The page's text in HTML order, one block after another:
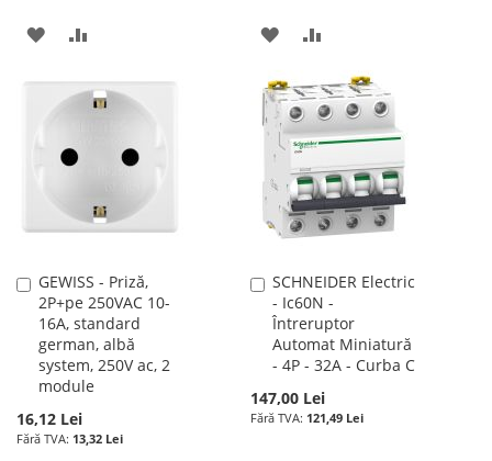
ADAUGATI
LISTA
DE
COMPARARE
ADAUGATI
LISTA
DE
DORINTE
PENTRU
COMPARARE
GEWISS - Priză,
2P+pe 250VAC 10-
16A, standard
german, albă
system, 250V ac, 2
module
16,12 Lei
13,32 Lei
Adauga
în
cos
SCHNEIDER Electric
- Ic60N -
Întreruptor
Automat Miniatură
- 4P - 32A - Curba C
147,00 Lei
121,49 Lei
Adauga
în
cos